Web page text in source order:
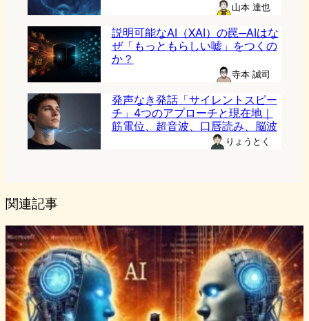
山本 達也
説明可能なAI（XAI）の罠─AIはな
ぜ「もっともらしい嘘」をつくの
か？
寺本 誠司
発声なき発話「サイレントスピー
チ」4つのアプローチと現在地｜
筋電位、超音波、口唇読み、脳波
りょうとく
関連記事